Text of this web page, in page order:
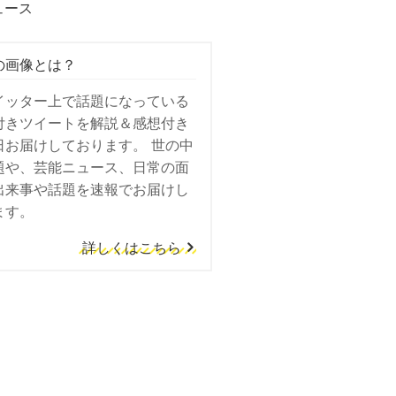
ース
画像とは？
ッター上で話題になっている
きツイートを解説＆感想付き
お届けしております。 世の中
や、芸能ニュース、日常の面
来事や話題を速報でお届けし
。
詳しくはこちら